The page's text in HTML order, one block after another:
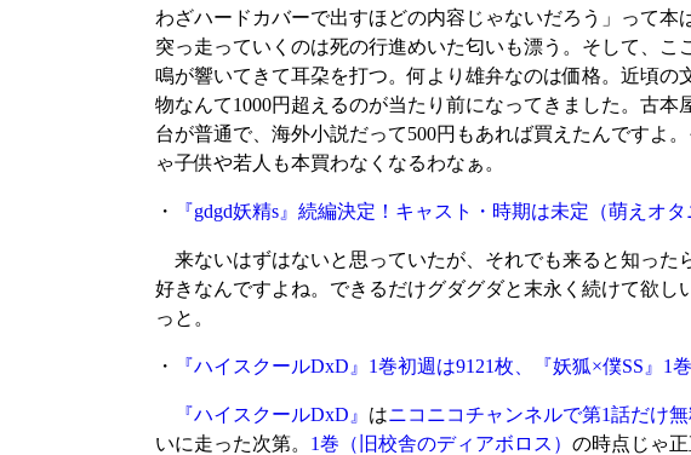
わざハードカバーで出すほどの内容じゃないだろう」って
突っ走っていくのは死の行進めいた匂いも漂う。そして、
鳴が響いてきて耳朶を打つ。何より雄弁なのは価格。近頃
物なんて1000円超えるのが当たり前になってきました。古
台が普通で、海外小説だって500円もあれば買えたんですよ
ゃ子供や若人も本買わなくなるわなぁ。
・ 『gdgd妖精s』続編決定！キャスト・時期は未定 （萌えオ
来ないはずはないと思っていたが、それでも来ると知った
好きなんですよね。できるだけグダグダと末永く続けて欲
っと。
・ 『ハイスクールDxD』1巻初週は9121枚、『妖狐×僕SS』1
『ハイスクールDxD』 はニコニコチャンネルで第1話だけ
いに走った次第。 1巻（旧校舎のディアボロス） の時点じゃ